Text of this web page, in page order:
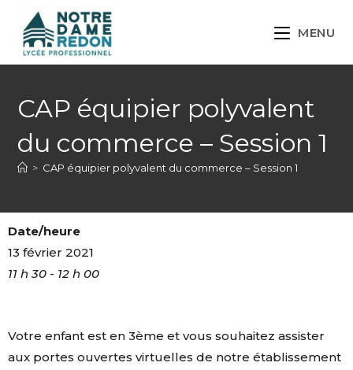
MENU
CAP équipier polyvalent
du commerce – Session 1
> CAP équipier polyvalent du commerce – Session 1
Date/heure
13 février 2021
11 h 30 - 12 h 00
Votre enfant est en 3ème et vous souhaitez assister
aux portes ouvertes virtuelles de notre établissement